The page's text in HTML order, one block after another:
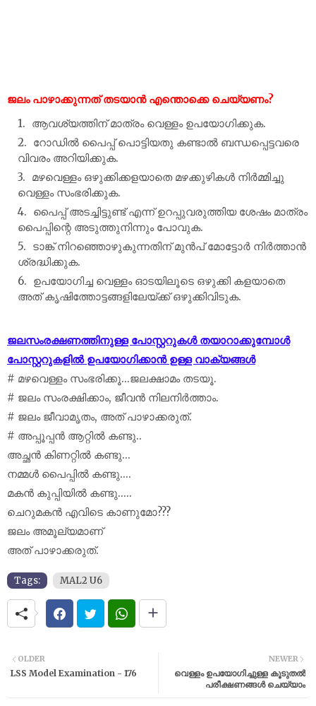
ജലം പാഴാക്കുന്നത് തടയാൻ എന്തൊക്കെ ചെയ്യണം?
ആവശ്യത്തിന് മാത്രം വെള്ളം ഉപയോഗിക്കുക.
റോഡിൽ പൈപ്പ് പൊട്ടിയതു കണ്ടാൽ ബന്ധപ്പെട്ടവരെ
വിവരം അറിയിക്കുക.
മഴവെള്ളം ഒഴുക്കിക്കളയാതെ മഴക്കുഴികൾ നിർമ്മിച്ചു
വെള്ളം സംഭരിക്കുക.
പൈപ്പ് അടച്ചിട്ടുണ്ട് എന്ന് ഉറപ്പുവരുത്തിയ ശേഷം മാത്രം
പൈപ്പിന്റെ അടുത്തുനിന്നും പോവുക.
ടാങ്ക് നിറഞ്ഞൊഴുകുന്നതിന് മുൻപ് മോട്ടോർ നിർത്താൻ
ശ്രദ്ധിക്കുക.
ഉപയോഗിച്ച വെള്ളം ഓടയിലൂടെ ഒഴുക്കി കളയാതെ
അത് കൃഷിത്തോട്ടങ്ങളിലേയ്ക്ക് ഒഴുക്കിവിടുക.
ജലസംരക്ഷണത്തിനുള്ള പോസ്റ്ററുകൾ തയാറാക്കുമ്പോൾ
പോസ്റ്ററുകളിൽ ഉപയോഗിക്കാൻ ഉള്ള വാക്യങ്ങൾ
# മഴവെള്ളം സംഭരിക്കൂ...ജലക്ഷാമം തടയൂ.
# ജലം സംരക്ഷിക്കാം, ജീവൻ നിലനിർത്താം.
# ജലം ജീവാമൃതം, അത് പാഴാക്കരുത്.
# അപ്പൂപ്പൻ ആറ്റിൽ കണ്ടു..
അച്ഛൻ കിണറ്റിൽ കണ്ടു...
നമ്മൾ പൈപ്പിൽ കണ്ടു....
മകൻ കുപ്പിയിൽ കണ്ടു.....
ചെറുമകൻ എവിടെ കാണുമോ???
ജലം അമൂല്യമാണ്
അത് പാഴാക്കരുത്.
Tags: MAL2 U6
NEWER
വെള്ളം ഉപയോഗിച്ചുള്ള കൂടുതൽ
പരീക്ഷണങ്ങൾ ചെയ്യാം
OLDER
LSS Model Examination - 176